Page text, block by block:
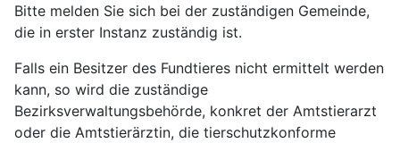
Bitte melden Sie sich bei der zuständigen Gemeinde,
die in erster Instanz zuständig ist.
Falls ein Besitzer des Fundtieres nicht ermittelt werden
kann, so wird die zuständige
Bezirksverwaltungsbehörde, konkret der Amtstierarzt
oder die Amtstierärztin, die tierschutzkonforme